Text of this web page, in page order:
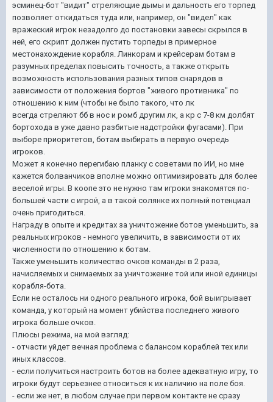
эсминец-бот "видит" стреляющие дымы и дальность его торпед
позволяет откидаться туда или, например, он "видел" как
вражеский игрок незадолго до постановки завесы скрылся в
ней, его скрипт должен пустить торпеды в примерное
местонахождение корабля. Линкорам и крейсерам ботам в
разумных пределах повысить точность, а также открыть
возможность использования разных типов снарядов в
зависимости от положения бортов "живого противника" по
отношению к ним (чтобы не было такого, что лк
всегда стреляют бб в нос и ромб другим лк, а кр с 7-8 км долбят
бортохода в уже давно разбитые надстройки фугасами). При
выборе приоритетов, ботам выбирать в первую очередь
игроков.
Может я конечно перегибаю планку с советами по ИИ, но мне
кажется болванчиков вполне можно оптимизировать для более
веселой игры. В коопе это не нужно там игроки знакомятся по-
большей части с игрой, а в такой солянке их полный потенциал
очень пригодиться.
Награду в опыте и кредитах за уничтожение ботов уменьшить, за
реальных игроков - немного увеличить, в зависимости от их
численности по отношению к ботам.
Также уменьшить количество очков команды в 2 раза,
начисляемых и снимаемых за уничтожение той или иной единицы
корабля-бота.
Если не осталось ни одного реального игрока, бой выигрывает
команда, у который на момент убийства последнего живого
игрока больше очков.
Плюсы режима, на мой взгляд:
- отчасти уйдет вечная проблема с балансом кораблей тех или
иных классов.
- если получиться настроить ботов на более адекватную игру, то
игроки будут серьезнее относиться к их наличию на поле боя.
- если же нет, в любом случае при первом контакте не сразу